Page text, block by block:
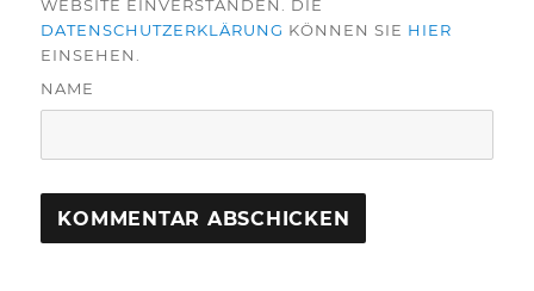
WEBSITE EINVERSTANDEN. DIE
DATENSCHUTZERKLÄRUNG KÖNNEN SIE HIER
EINSEHEN.
NAME